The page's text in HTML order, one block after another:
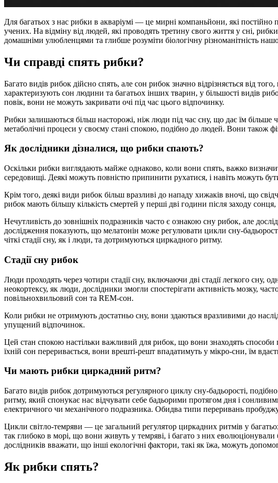
Для багатьох з нас рибки в акваріумі — це мирні компаньйони, які постійно
учених. На відміну від людей, які проводять третину свого життя у сні,
домашніми улюбленцями та глибше розуміти біологічну різноманітність
Чи справді спять рибки?
Багато видів рибок дійсно спять, але сон рибок значно відрізняється від
характеризують сон людини та багатьох інших тварин, у більшості видів
повік, вони не можуть закривати очі під час цього відпочинку.
Рибки залишаються більш насторожі, ніж люди під час сну, що дає їм
метаболічні процеси у своєму стані спокою, подібно до людей. Вони також
Як дослідники дізналися, що рибки спають?
Оскільки рибки виглядають майже однаково, коли вони спять, важко
середовищі. Деякі можуть повністю припинити рухатися, і навіть можуть
Крім того, деякі види рибок більш вразливі до нападу хижаків вночі, що
рибок мають більшу кількість смертей у перші дві години після заходу
Нечутливість до зовнішніх подразників часто є ознакою сну рибок, але
дослідження показують, що мелатонін може регулювати цикли сну-
чіткі стадії сну, як і люди, та дотримуються циркадного ритму.
Стадії сну рибок
Люди проходять через чотири стадії сну, включаючи дві стадії легкого
неокортексу, як люди, дослідники змогли спостерігати активність мозку,
повільнохвильовий сон та REM-сон.
Коли рибки не отримують достатньо сну, вони здаються вразливими до
упущений відпочинок.
Цей стан спокою настільки важливий для рибок, що вони знаходять способи
їхній сон переривається, вони врешті-решт впадатимуть у мікро-сни, їм
Чи мають рибки циркадний ритм?
Багато видів рибок дотримуються регулярного циклу сну-бадьорості,
ритму, який спонукає нас відчувати себе бадьорими протягом дня і
електричного чи механічного подразника. Обидва типи переривань
Цикли світло-темряви — це загальний регулятор циркадних ритмів у
так глибоко в морі, що вони живуть у темряві, і багато з них
дослідників вважати, що інші екологічні фактори, такі як їжа, можуть
Як рибки спять?